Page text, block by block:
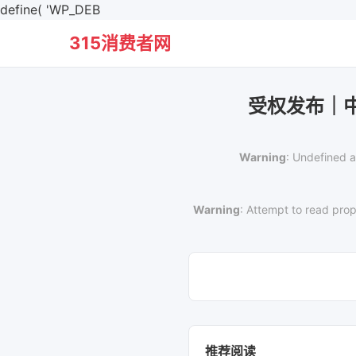
define( 'WP_DEB
315消费者网
受权发布｜
Warning: Undefined
Warning: Attempt to read
推荐阅读